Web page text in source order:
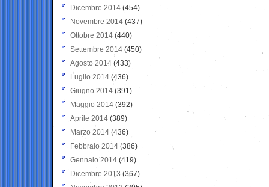
Dicembre 2014 (454)
Novembre 2014 (437)
Ottobre 2014 (440)
Settembre 2014 (450)
Agosto 2014 (433)
Luglio 2014 (436)
Giugno 2014 (391)
Maggio 2014 (392)
Aprile 2014 (389)
Marzo 2014 (436)
Febbraio 2014 (386)
Gennaio 2014 (419)
Dicembre 2013 (367)